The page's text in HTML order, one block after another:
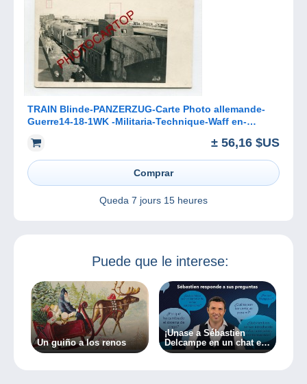
TRAIN Blinde-PANZERZUG-Carte Photo allemande-
Guerre14-18-1WK -Militaria-Technique-Waff en-
± 56,16 $US
Comprar
Queda 7 jours 15 heures
Puede que le interese:
Un guiño a los renos
¡Únase a Sébastien
Delcampe en un chat en
directo el 07/03/2024!